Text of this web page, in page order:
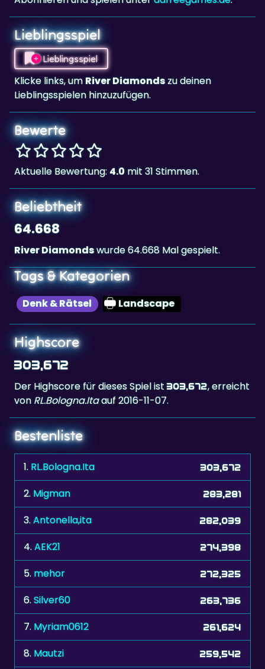
Lieblingsspiel
Lieblingsspiel
Klicke links, umRiver Diamonds
Lieblingsspielen hinzuzufügen.
Bewerte
Aktuelle Bewertung:
Beliebtheit
64.668
River Diamonds
Tags & Kategorien
Denk & Rätsel Landscape
Highscore
303,672
Der Highscore für dieses Spiel ist
vonRL.Bologna.Ita
Bestenliste
1.RL.Bologna.Ita
2.Migman 283,281
3. Antonella,ita 282,039
4.AEK21 274,398
5. mehor 272,325
6. Silver60 263,736
7. Myriam0612 261,624
8. Mautzi 259,542
9. kuba75 254,325